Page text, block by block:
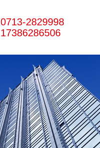
0713-2829998
17386286506